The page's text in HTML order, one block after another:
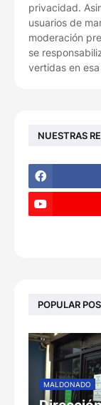
privacidad.
usuarios de
moderación
se
vertidas en
NUESTRAS
POPULAR
MALDONADO